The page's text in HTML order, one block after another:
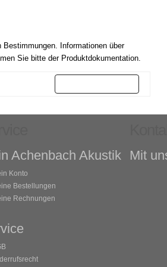
Informationen über
Sie bitte der Produktdokumentation.
Achenbach Akustik
Konto
Bestellungen
Rechnungen
Mit